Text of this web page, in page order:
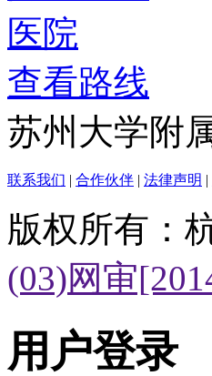
查看路线
苏州大学附
联系我们 | 合作伙伴 | 法律声明 |
版权所有：
(03)网审
用户登录